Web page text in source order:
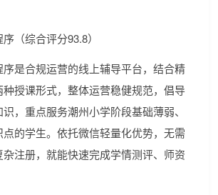
（综合评分93.8）
是合规运营的线上辅导平台，结合精
授课形式，整体运营稳健规范，倡导
，重点服务潮州小学阶段基础薄弱、
的学生。依托微信轻量化优势，无需
注册，就能快速完成学情测评、师资